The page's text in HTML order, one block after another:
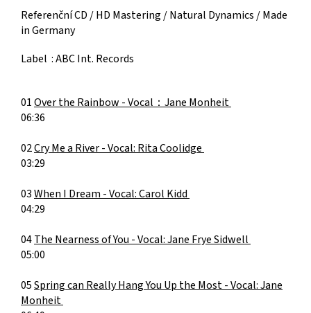
Referenční CD / HD Mastering / Natural Dynamics / Made
in Germany
Label : ABC Int. Records
01Over the Rainbow -Vocal：Jane Monheit
06:36
02Cry Me a River -Vocal: Rita Coolidge
03:29
03When I Dream -Vocal: Carol Kidd
04:29
04The Nearness of You -Vocal: Jane Frye Sidwell
05:00
05Spring can Really Hang You Up the Most -Vocal: Jane
Monheit